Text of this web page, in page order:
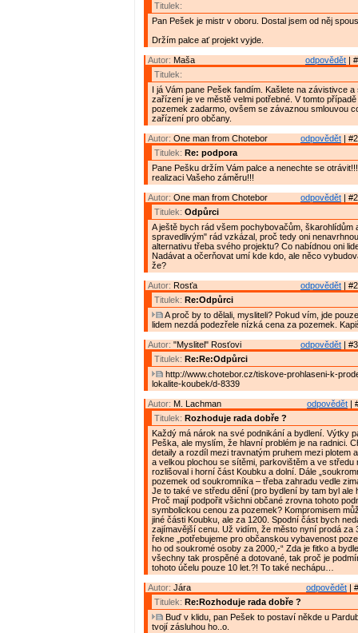
Titulek:
Pan Pešek je mistr v oboru. Dostal jsem od něj
Držím palce ať projekt vyjde.
odpovědět |
Autor: Maša
Titulek:
I já Vám pane Pešek fandím. Kašlete na závistivce a
zařízení je ve městě velmi potřebné. V tomto
pozemek zadarmo, ovšem se závaznou smlouvou
zařízení pro občany.
odpovědět |
Autor: One man from Chotebor
Titulek: Re: podpora
Pane Pešku držím Vám palce a nenechte se
realizaci Vašeho záměru!!!
odpovědět |
Autor: One man from Chotebor
Titulek: Odpůrci
A ještě bych rád všem pochybovačům, škarohlídům
spravedlivým" rád vzkázal, proč tedy oni
alternativu třeba svého projektu? Co nabídnou oni
Nadávat a očerňovat umí kde kdo, ale něco
že?
odpovědět |
Autor: Rosťa
Titulek: Re:Odpůrci
A proč by to dělali, mysliteli? Pokud vím, jde
lidem nezdá podezřele nízká cena za pozemek.
odpovědět |
Autor: "Myslitel" Rosťovi
Titulek: Re:Re:Odpůrci
http://www.chotebor.cz/tiskove-prohlaseni-k-
lokalite-koubek/d-8339
odpovědět |
Autor: M. Lachman
Titulek: Rozhoduje rada dobře ?
Každý má nárok na své podnikání a bydlení. Výtky
Peška, ale myslím, že hlavní problém je na radnici.
detaily a rozdíl mezi travnatým pruhem mezi plotem
a velkou plochou se sítěmi, parkovištěm a ve středu
rozlišoval i horní část Koubku a dolní. Dále
pozemek od soukromníka – třeba zahradu vedle
Je to také ve středu dění (pro bydlení by tam byl ale
Proč mají podpořit všichni občané zrovna tohoto
symbolickou cenou za pozemek? Kompromisem
jiné části Koubku, ale za 1200. Spodní část bych
zajímavější cenu. Už vidím, že město nyní prodá za
řekne „potřebujeme pro občanskou vybavenost
ho od soukromé osoby za 2000,-“ Zda je fitko a
všechny tak prospěné a dotované, tak proč je
tohoto účelu pouze 10 let.?! To také nechápu…
odpovědět |
Autor: Jára
Titulek: Re:Rozhoduje rada dobře ?
Buď v klidu, pan Pešek to postaví někde u
tvojí zásluhou ho..o.